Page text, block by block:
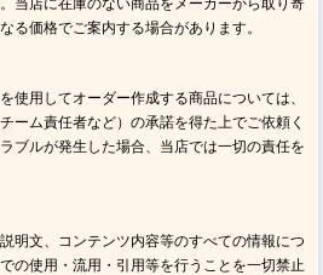
当店に在庫のない商品をメーカーから取り寄
る価格でご案内する場合があります。
使用してオーダー作成する商品については、
ーム責任者など）の承諾を得た上でご依頼く
ブルが発生した場合、当店では一切の責任を
明文、コンテンツ内容等のすべての情報につ
の使用・流用・引用等を行うことを一切禁止